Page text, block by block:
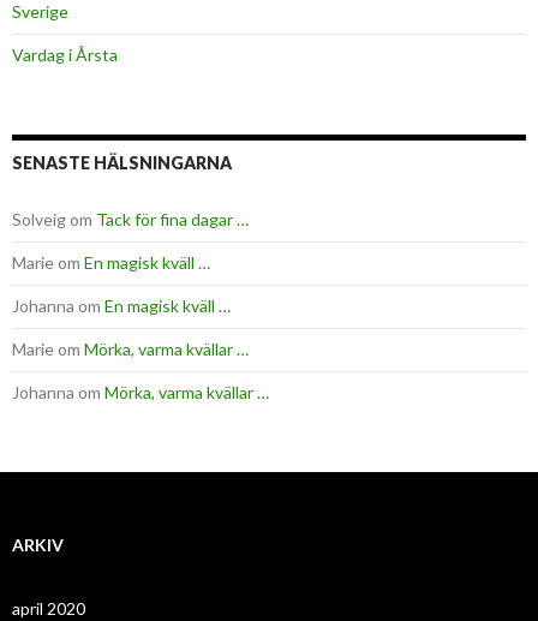
Sverige
Vardag i Årsta
SENASTE HÄLSNINGARNA
Solveigom Tack för fina dagar …
Marieom En magisk kväll …
Johanna om En magisk kväll …
Marieom Mörka, varma kvällar …
Johanna om Mörka, varma kvällar …
ARKIV
april 2020